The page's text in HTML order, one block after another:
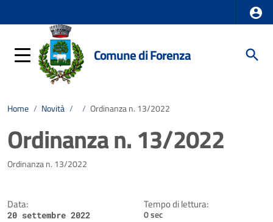
Comune di Forenza
Home / Novità / / Ordinanza n. 13/2022
Ordinanza n. 13/2022
Dettagli della notizia
Ordinanza n. 13/2022
Data:
20 settembre 2022
Tempo di lettura:
0 sec